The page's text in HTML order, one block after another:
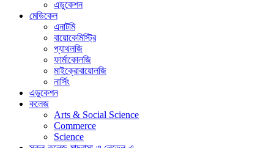
এডুকেশন
মেডিকেল
এনাটমি
বায়োকেমিস্ট্রি
প্যাথলজি
ফার্মাকোলজি
মাইক্রোবায়োলজি
নার্সিং
এডুকেশন
কলেজ
Arts & Social Science
Commerce
Science